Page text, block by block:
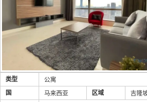
类型
公寓
国
马来西亚 区域
吉隆